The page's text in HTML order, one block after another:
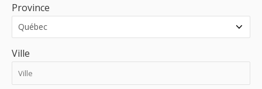
Province
Ville